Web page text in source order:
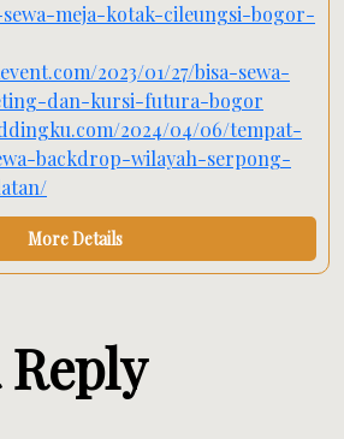
meja-kotak-cileungsi-bogor-
2023/01/27/bisa-sewa-
dan-kursi-futura-bogor
2024/04/06/tempat-
backdrop-wilayah-serpong-
More Details
Reply